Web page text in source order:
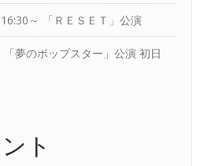
～ 「ＲＥＳＥＴ」公演
夢のポップスター」公演 初日
ト